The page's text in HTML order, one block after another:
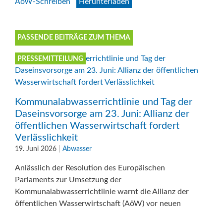
PASSENDE BEITRÄGE ZUM THEMA
PRESSEMITTEILUNG
Kommunalabwasserrichtlinie und Tag der
Daseinsvorsorge am 23. Juni: Allianz der
öffentlichen Wasserwirtschaft fordert
Verlässlichkeit
19. Juni 2026 Abwasser
Anlässlich der Resolution des Europäischen
Parlaments zur Umsetzung der
Kommunalabwasserrichtlinie warnt die Allianz der
öffentlichen Wasserwirtschaft (AöW) vor neuen